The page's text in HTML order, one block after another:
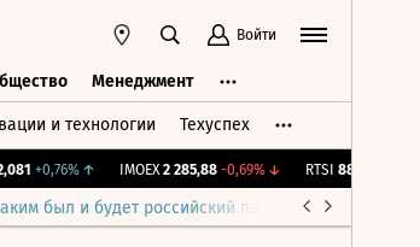
Войти
Менеджмент
и технологии Техуспех
+0,76%↑ IMOEX 2 285,88 -0,69%↓ RTSI 884,56
был и будет российский парламент